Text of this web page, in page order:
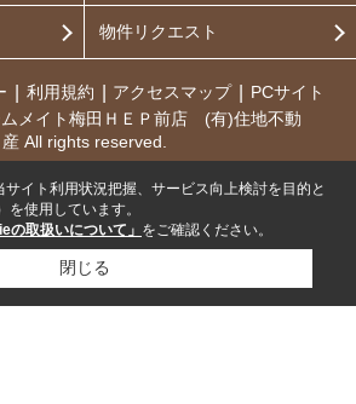
物件リクエスト
利用規約 アクセスマップ
PCサイト
メイト梅田ＨＥＰ前店 (有)住地不動
産 All rights reserved.
イト利用状況把握、サービス向上検討を目的と
使用しています。
の取扱いについて」 をご確認ください。
閉じる